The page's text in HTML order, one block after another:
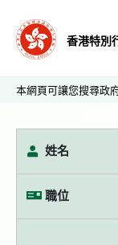
香港特別
本網頁可讓您搜尋政
姓名
職位